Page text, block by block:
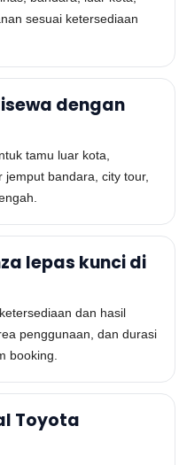
sesuai ketersediaan
dengan
tamu luar kota,
bandara, city tour,
lepas kunci di
dan hasil
penggunaan, dan durasi
booking.
Toyota